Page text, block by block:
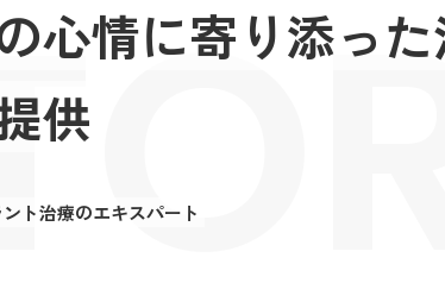
心情に寄り添っ
供
ト治療のエキスパート